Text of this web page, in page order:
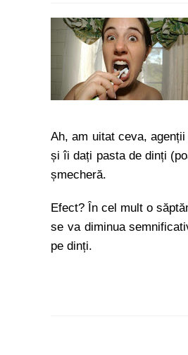
Ah, am uitat ceva,
și îi dați pasta de dinți
șmecheră.
Efect? În cel mult o
se va diminua
pe dinți.